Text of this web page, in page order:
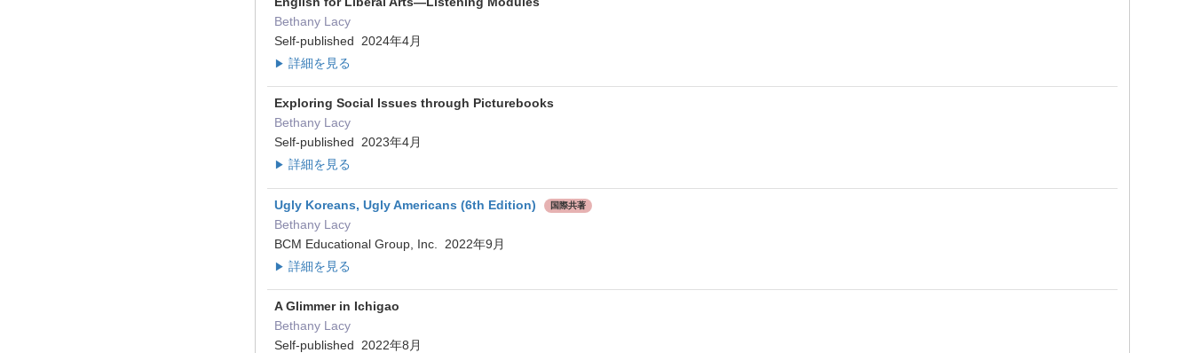
Bethany Lacy
Self-published 2024年4月
▶ 詳細を見る
Exploring Social Issues through Picturebooks
Bethany Lacy
Self-published 2023年4月
▶ 詳細を見る
Ugly Koreans, Ugly Americans (6th Edition) 国際共著
Bethany Lacy
BCM Educational Group, Inc. 2022年9月
▶ 詳細を見る
A Glimmer in Ichigao
Bethany Lacy
Self-published 2022年8月